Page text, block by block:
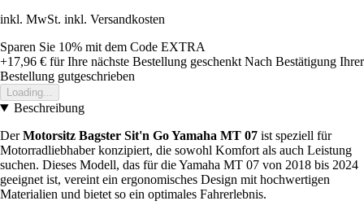
inkl. MwSt. inkl. Versandkosten
Sparen Sie 10% mit dem Code EXTRA
+17,96 € für Ihre nächste Bestellung geschenkt Nach Bestätigung Ihrer
Bestellung gutgeschrieben
Loading...
Beschreibung
DerMotorsitz Bagster Sit'n Go Yamaha MT 07 ist speziell für
Motorradliebhaber konzipiert, die sowohl Komfort als auch Leistung
suchen. Dieses Modell, das für die Yamaha MT 07 von 2018 bis 2024
geeignet ist, vereint ein ergonomisches Design mit hochwertigen
Materialien und bietet so ein optimales Fahrerlebnis.